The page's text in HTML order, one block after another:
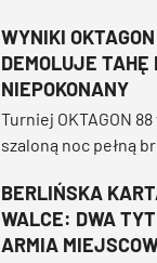
czegoś takiego nie
w Europie.
WYNIKI
DEMOLUJE TAHĘ
NIEPOKONANY
Turniej OKTAGON
szaloną noc pełną
skończeń przed
Arena
lokalny bohater Max
BERLIŃSKA
WALCE: DWA
ARMIA